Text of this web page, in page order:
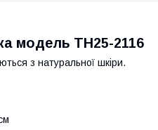
модель ТН25-2116
з натуральної шкіри.